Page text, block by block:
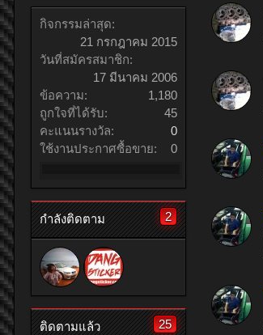
กิจกรรมล่าสุด:
21 กรกฎาคม 2015
วันที่สมัครสมาชิก:
17 มีนาคม 2006
ข้อความ:
1,180
ถูกใจที่ได้รับ:
45
คะแนนรางวัล:
0
ใช้งานประกาศซื้อขาย:
0
กำลังติดตาม 2
ติดตามแล้ว 25